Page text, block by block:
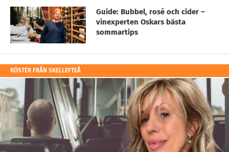
Guide: Bubbel, rosé och cider –
vinexperten Oskars bästa
sommartips
RÖSTER FRÅN SKELLEFTEÅ